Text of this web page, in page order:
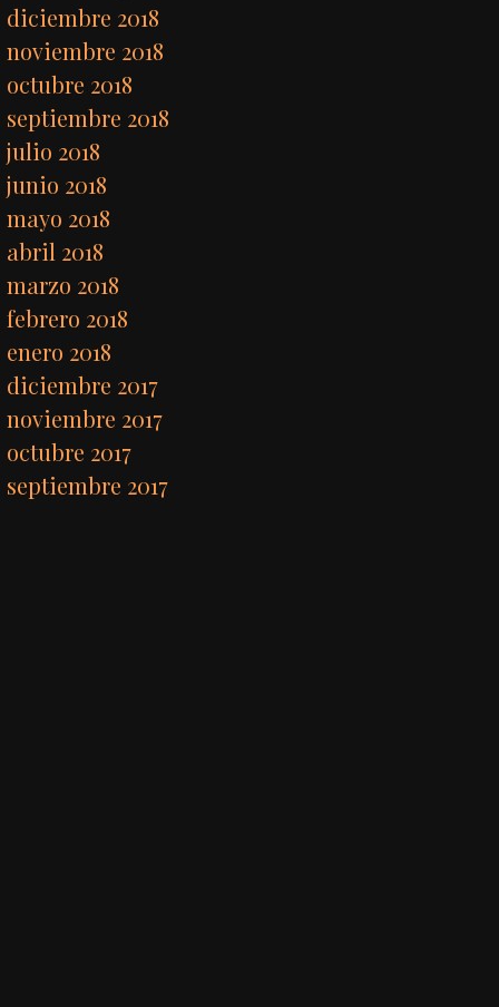
diciembre 2018
noviembre 2018
octubre 2018
septiembre 2018
julio 2018
junio 2018
mayo 2018
abril 2018
marzo 2018
febrero 2018
enero 2018
diciembre 2017
noviembre 2017
octubre 2017
septiembre 2017